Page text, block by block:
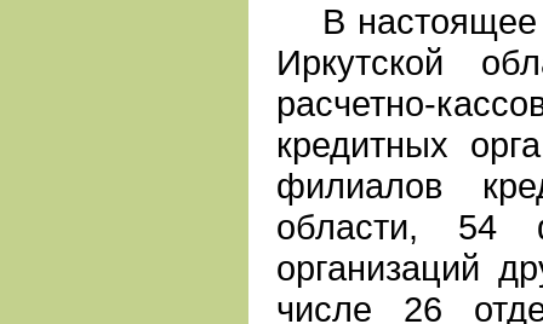
В настоящее
Иркутской
расчетно-
кредитных
филиалов
области, 54
организаций
числе 26